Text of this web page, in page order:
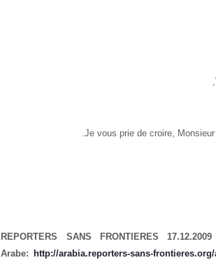
Je vous prie de croire,
REPORTERS SANS FRONTIERES
Arabe:
http://arabia.reporters-sans-